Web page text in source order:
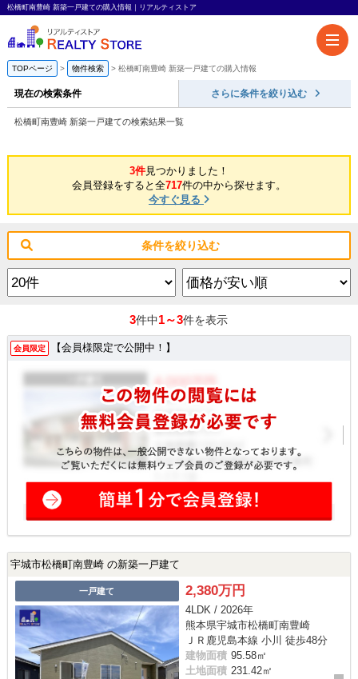
松橋町南豊崎 新築一戸建ての購入情報｜リアルティストア
TOPページ 物件検索 松橋町南豊崎 新築一戸建ての購入情報
現在の検索条件 さらに条件を絞り込む
松橋町南豊崎 新築一戸建ての検索結果一覧
3件見つかりました！
会員登録をすると全717件の中から探せます。
今すぐ見る
条件を絞り込む
3件中1～3件を表示
会員限定 【会員様限定で公開中！】
宇城市松橋町南豊崎 の新築一戸建て
一戸建て 2,380万円
4LDK / 2026年
熊本県宇城市松橋町南豊崎
ＪＲ鹿児島本線 小川 徒歩48分
建物面積 95.58㎡
土地面積 231.42㎡